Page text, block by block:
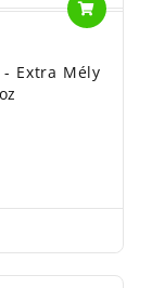
- Extra Mély